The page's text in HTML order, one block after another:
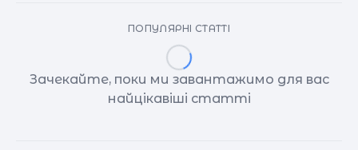
ПОПУЛЯРНІ СТАТТІ
Зачекайте, поки ми завантажимо для вас
найцікавіші статті